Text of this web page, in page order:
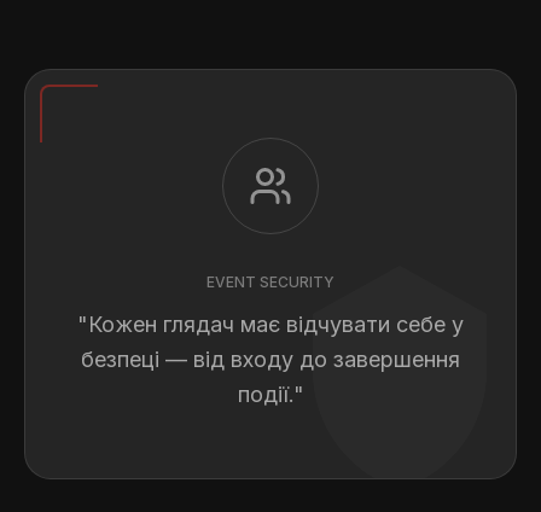
EVENT SECURITY
"Кожен глядач має відчувати себе у
безпеці — від входу до завершення
події."